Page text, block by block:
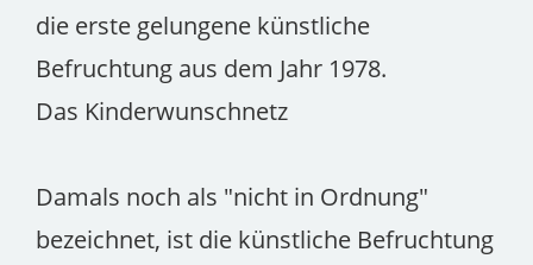
die erste gelungene künstliche
Befruchtung aus dem Jahr 1978.
Das Kinderwunschnetz
Damals noch als "nicht in Ordnung"
bezeichnet, ist die künstliche Befruchtung